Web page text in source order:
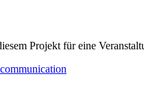
Projekt für eine